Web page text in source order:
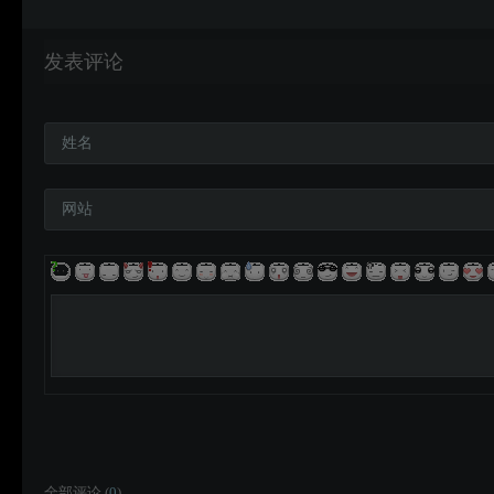
发表评论
姓名
网站